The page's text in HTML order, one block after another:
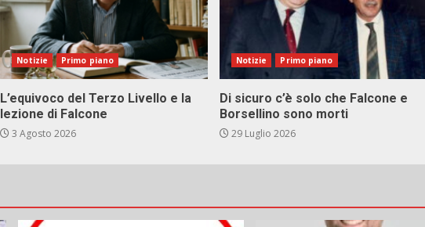
Notizie Primo piano
L’equivoco del Terzo Livello e la
lezione di Falcone
3 Agosto 2026
Notizie Primo piano
Di sicuro c’è solo che Falcone e
Borsellino sono morti
29 Luglio 2026